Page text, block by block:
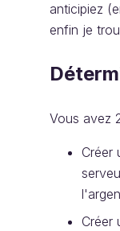
anticipiez
enfin je
Vous avez
Créer
Créer